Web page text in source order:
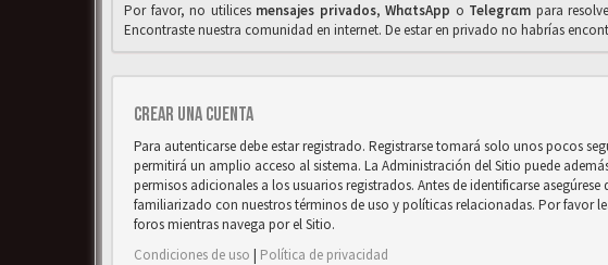
Por favor, no utilices mensajes privados,WhαtsApp o Telegrαm para
Encontraste nuestra comunidad en internet. De estar en privado no habrías
Crear una cuenta
Para autenticarse debe estar registrado. Registrarse tomará solo unos pocos
permitirá un amplio acceso al sistema. La Administración del Sitio puede
permisos adicionales a los usuarios registrados. Antes de identificarse asegúrese
familiarizado con nuestros términos de uso y políticas relacionadas. Por favor
foros mientras navega por el Sitio.
Condiciones de uso | Política de privacidad